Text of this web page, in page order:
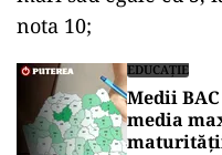
nota 10;
EDUCAȚIE
Medii
media